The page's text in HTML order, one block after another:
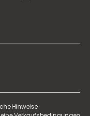
Hinweise